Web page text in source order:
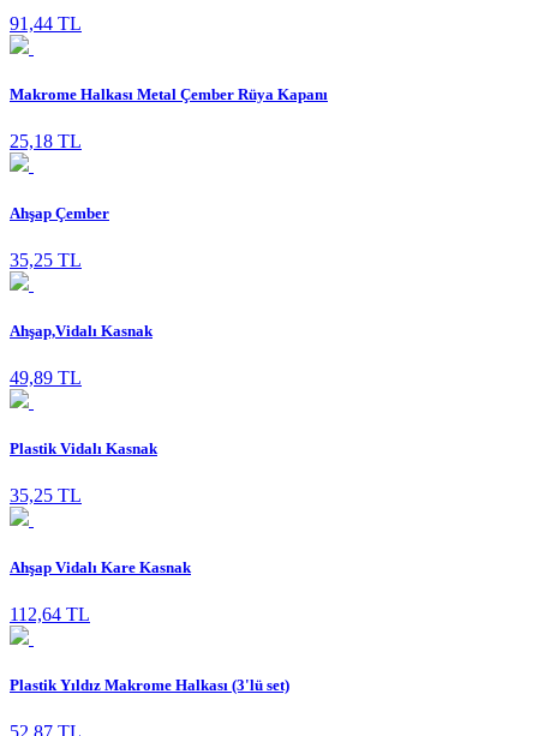
91,44 TL
Makrome Halkası Metal Çember Rüya Kapanı
25,18 TL
Ahşap Çember
35,25 TL
Ahşap,Vidalı Kasnak
49,89 TL
Plastik Vidalı Kasnak
35,25 TL
Ahşap Vidalı Kare Kasnak
112,64 TL
Plastik Yıldız Makrome Halkası (3'lü set)